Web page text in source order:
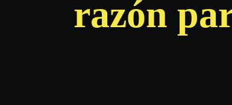
razón